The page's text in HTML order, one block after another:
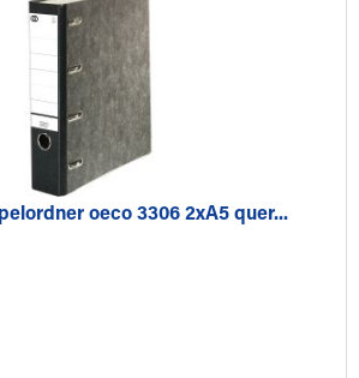
oeco 3306 2xA5 quer...